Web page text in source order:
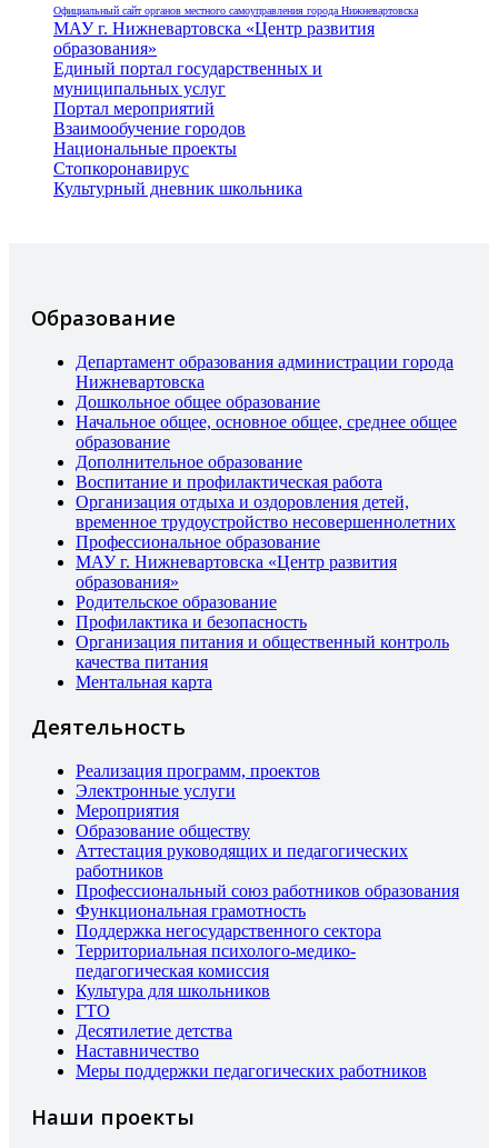
Официальный сайт органов местного самоуправления города Нижневартовска
МАУ г. Нижневартовска «Центр развития
образования»
Единый портал государственных и
муниципальных услуг
Портал мероприятий
Взаимообучение городов
Национальные проекты
Стопкоронавирус
Культурный дневник школьника
Образование
Департамент образования администрации города
Нижневартовска
Дошкольное общее образование
Начальное общее, основное общее, среднее общее
образование
Дополнительное образование
Воспитание и профилактическая работа
Организация отдыха и оздоровления детей,
временное трудоустройство несовершеннолетних
Профессиональное образование
МАУ г. Нижневартовска «Центр развития
образования»
Родительское образование
Профилактика и безопасность
Организация питания и общественный контроль
качества питания
Ментальная карта
Деятельность
Реализация программ, проектов
Электронные услуги
Мероприятия
Образование обществу
Аттестация руководящих и педагогических
работников
Профессиональный союз работников образования
Функциональная грамотность
Поддержка негосударственного сектора
Территориальная психолого-медико-
педагогическая комиссия
Культура для школьников
ГТО
Десятилетие детства
Наставничество
Меры поддержки педагогических работников
Наши проекты